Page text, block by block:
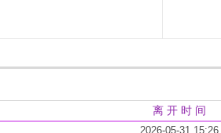
离 开 时 间
2026-05-31 15:26